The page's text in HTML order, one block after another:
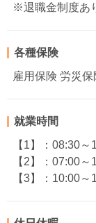
※退職金制度あ
各種保険
雇用保険 労災
就業時間
【1】：08:30
【2】：07:00
【3】：10:00